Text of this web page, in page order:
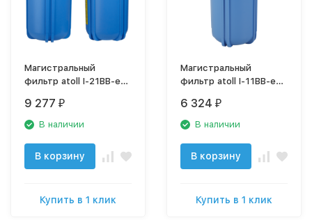
Магистральный
фильтр atoll I-21BB-e
9 277 ₽
В наличии
В корзину
Купить в 1 клик
Магистральный
фильтр atoll I-11BB-e
6 324 ₽
В наличии
В корзину
Купить в 1 клик